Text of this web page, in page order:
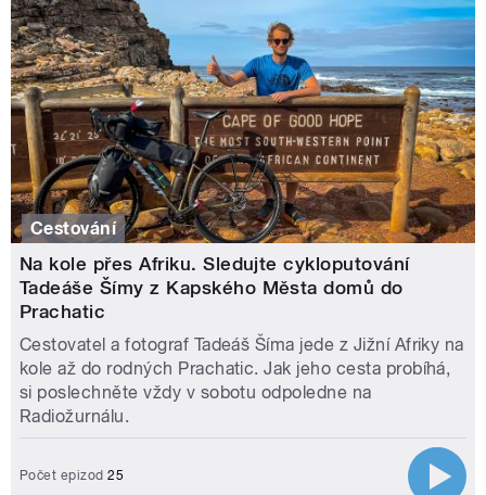
Cestování
Na kole přes Afriku. Sledujte cykloputování
Tadeáše Šímy z Kapského Města domů do
Prachatic
Cestovatel a fotograf Tadeáš Šíma jede z Jižní Afriky na
kole až do rodných Prachatic. Jak jeho cesta probíhá,
si poslechněte vždy v sobotu odpoledne na
Radiožurnálu.
Počet epizod 25